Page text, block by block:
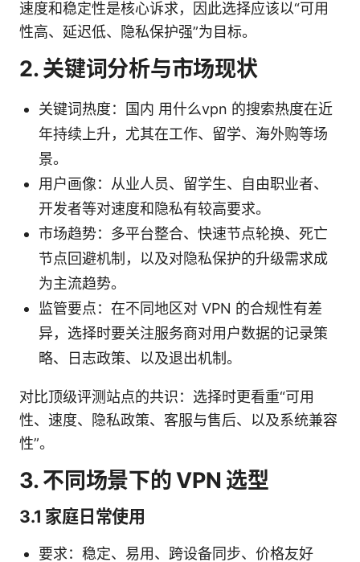
速度和稳定性是核心诉求，因此选择应该以“可用
性高、延迟低、隐私保护强”为目标。
2. 关键词分析与市场现状
关键词热度：国内 用什么vpn 的搜索热度在近
年持续上升，尤其在工作、留学、海外购等场
景。
用户画像：从业人员、留学生、自由职业者、
开发者等对速度和隐私有较高要求。
市场趋势：多平台整合、快速节点轮换、死亡
节点回避机制，以及对隐私保护的升级需求成
为主流趋势。
监管要点：在不同地区对 VPN 的合规性有差
异，选择时要关注服务商对用户数据的记录策
略、日志政策、以及退出机制。
对比顶级评测站点的共识：选择时更看重“可用
性、速度、隐私政策、客服与售后、以及系统兼容
性”。
3. 不同场景下的 VPN 选型
3.1 家庭日常使用
要求：稳定、易用、跨设备同步、价格友好